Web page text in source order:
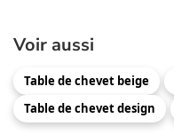
Voir aussi
Table de chevet beige
Table de chevet design